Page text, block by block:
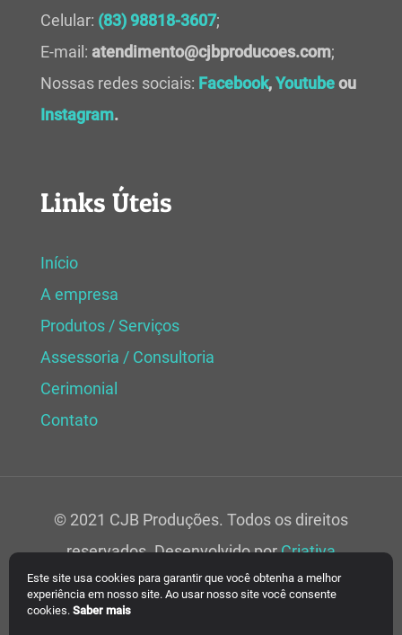
Este site usa cookies para garantir que você obtenha a melhor
experiência em nosso site. Ao usar nosso site você consente
cookies. Saber mais
Celular: (83) 98818-3607;
E-mail: atendimento@cjbproducoes.com;
Nossas redes sociais: Facebook,Youtubeou
Instagram.
Links Úteis
Início
A empresa
Produtos / Serviços
Assessoria / Consultoria
Cerimonial
Contato
© 2021 CJB Produções. Todos os direitos
reservados. Desenvolvido porCriativa
Soluções Web.